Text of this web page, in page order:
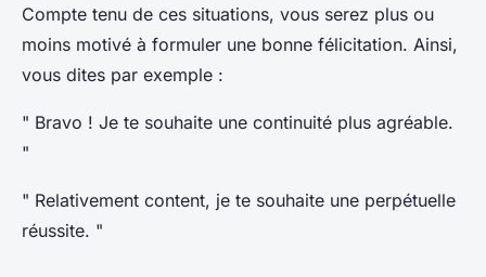
Compte tenu de ces situations, vous serez plus ou
moins motivé à formuler une bonne félicitation. Ainsi,
vous dites par exemple :
" Bravo ! Je te souhaite une continuité plus agréable.
"
" Relativement content, je te souhaite une perpétuelle
réussite. "